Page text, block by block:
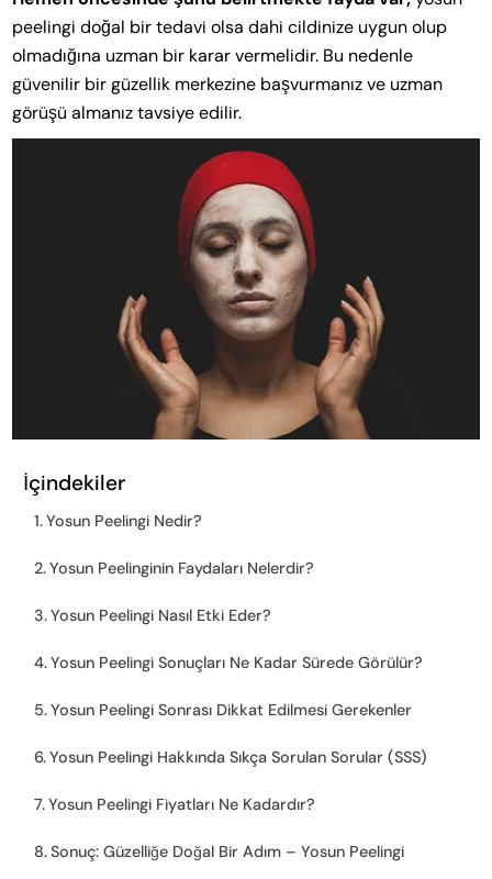
peelingi doğal bir tedavi olsa dahi cildinize uygun olup
olmadığına uzman bir karar vermelidir. Bu nedenle
güvenilir bir güzellik merkezine başvurmanız ve uzman
görüşü almanız tavsiye edilir.
İçindekiler
Yosun Peelingi Nedir?
Yosun Peelinginin Faydaları Nelerdir?
Yosun Peelingi Nasıl Etki Eder?
Yosun Peelingi Sonuçları Ne Kadar Sürede Görülür?
Yosun Peelingi Sonrası Dikkat Edilmesi Gerekenler
Yosun Peelingi Hakkında Sıkça Sorulan Sorular (SSS)
Yosun Peelingi Fiyatları Ne Kadardır?
Sonuç: Güzelliğe Doğal Bir Adım – Yosun Peelingi